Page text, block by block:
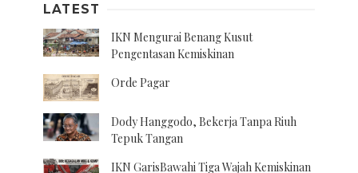
LATEST
IKN Mengurai Benang Kusut
Pengentasan Kemiskinan
Orde Pagar
Dody Hanggodo, Bekerja Tanpa Riuh
Tepuk Tangan
IKN GarisBawahi Tiga Wajah Kemiskinan